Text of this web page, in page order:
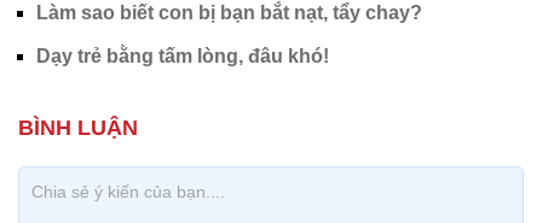
Làm sao biết con bị bạn bắt nạt, tẩy chay?
Dạy trẻ bằng tấm lòng, đâu khó!